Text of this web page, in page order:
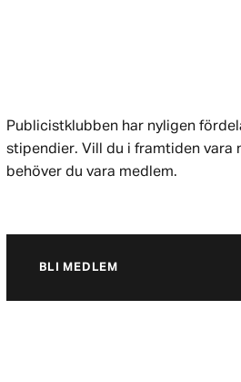
Publicistklubben har nyligen
stipendier. Vill du i framtiden vara
behöver du vara medlem.
BLI MEDLEM